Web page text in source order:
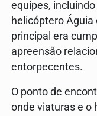
equipes, incluindo
helicóptero Águia
principal era
apreensão
entorpecentes.
O ponto de
onde viaturas e o